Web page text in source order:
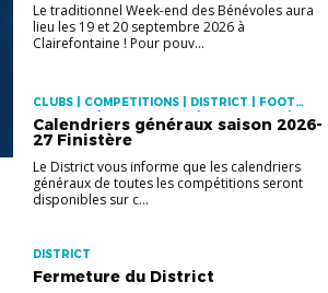
Le traditionnel Week-end des Bénévoles aura
lieu les 19 et 20 septembre 2026 à
Clairefontaine ! Pour pouv...
CLUBS | COMPETITIONS | DISTRICT | FOOT
EDUCATIF | FOOT FEMININ | FOOT LOISIR |
FUTSAL | PRATIQUES | VIE DES CLUBS
Calendriers généraux saison 2026-
27 Finistère
Le District vous informe que les calendriers
généraux de toutes les compétitions seront
disponibles sur c...
DISTRICT
Fermeture du District